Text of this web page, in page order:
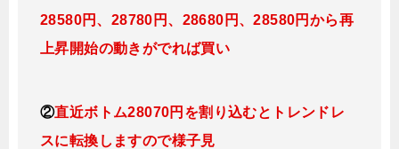
28580円、28780円、28680円、28580円から再
上昇開始の動きがでれば買い
②直近ボトム28070円を割り込むとトレンドレ
スに転換しますので様子見